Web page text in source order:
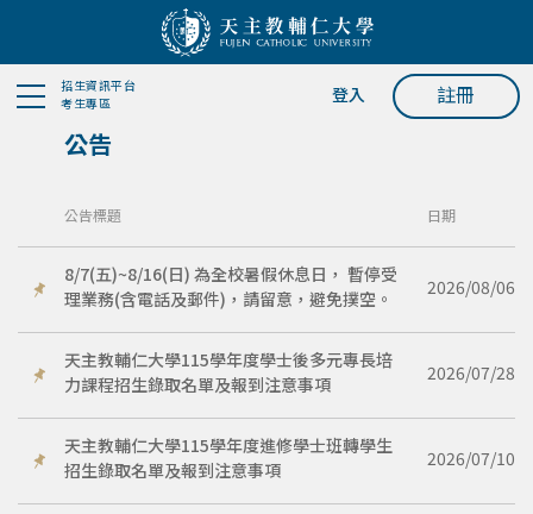
招生資訊平台
考生專區
登入 註冊
公告
公告標題 日期
8/7(五)~8/16(日) 為全校暑假休息日， 暫停受
理業務(含電話及郵件)，請留意，避免撲空。
2026/08/06
天主教輔仁大學115學年度學士後多元專長培
力課程招生錄取名單及報到注意事項
2026/07/28
天主教輔仁大學115學年度進修學士班轉學生
招生錄取名單及報到注意事項
2026/07/10